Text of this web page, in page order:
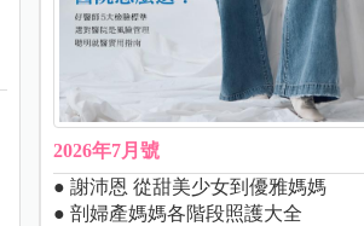
2026年7月號
● 謝沛恩 從甜美少女到優雅媽媽
● 剖婦產媽媽各階段照護大全